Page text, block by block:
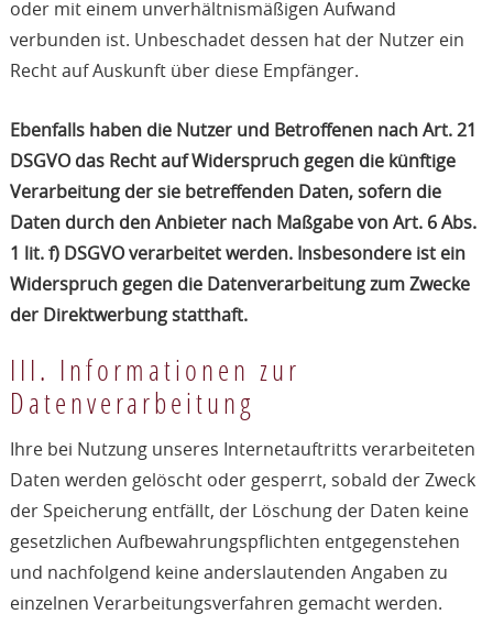
oder mit einem unverhältnismäßigen Aufwand
verbunden ist. Unbeschadet dessen hat der Nutzer ein
Recht auf Auskunft über diese Empfänger.
Ebenfalls haben die Nutzer und Betroffenen nach Art. 21
DSGVO das Recht auf Widerspruch gegen die künftige
Verarbeitung der sie betreffenden Daten, sofern die
Daten durch den Anbieter nach Maßgabe von Art. 6 Abs.
1 lit. f) DSGVO verarbeitet werden. Insbesondere ist ein
Widerspruch gegen die Datenverarbeitung zum Zwecke
der Direktwerbung statthaft.
III. Informationen zur
Datenverarbeitung
Ihre bei Nutzung unseres Internetauftritts verarbeiteten
Daten werden gelöscht oder gesperrt, sobald der Zweck
der Speicherung entfällt, der Löschung der Daten keine
gesetzlichen Aufbewahrungspflichten entgegenstehen
und nachfolgend keine anderslautenden Angaben zu
einzelnen Verarbeitungsverfahren gemacht werden.